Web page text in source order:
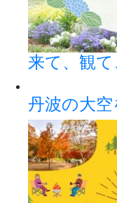
来て、観
丹波の大